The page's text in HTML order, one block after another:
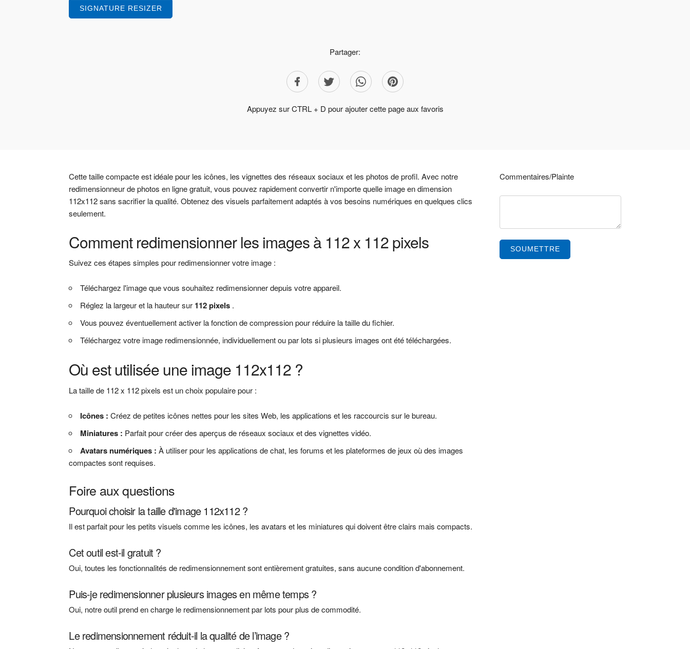
SIGNATURE RESIZER
Partager:
Appuyez sur CTRL + D pour ajouter cette page aux favoris
Cette taille compacte est idéale pour les icônes, les vignettes des réseaux sociaux et les photos de profil. Avec notre
redimensionneur de photos en ligne gratuit, vous pouvez rapidement convertir n'importe quelle image en dimension
112x112 sans sacrifier la qualité. Obtenez des visuels parfaitement adaptés à vos besoins numériques en quelques clics
seulement.
Comment redimensionner les images à 112 x 112 pixels
Suivez ces étapes simples pour redimensionner votre image :
Téléchargez l'image que vous souhaitez redimensionner depuis votre appareil.
Réglez la largeur et la hauteur sur 112 pixels .
Vous pouvez éventuellement activer la fonction de compression pour réduire la taille du fichier.
Téléchargez votre image redimensionnée, individuellement ou par lots si plusieurs images ont été téléchargées.
Où est utilisée une image 112x112 ?
La taille de 112 x 112 pixels est un choix populaire pour :
Icônes :Créez de petites icônes nettes pour les sites Web, les applications et les raccourcis sur le bureau.
Miniatures : Parfait pour créer des aperçus de réseaux sociaux et des vignettes vidéo.
Avatars numériques :À utiliser pour les applications de chat, les forums et les plateformes de jeux où des images
compactes sont requises.
Foire aux questions
Pourquoi choisir la taille d'image 112x112 ?
Il est parfait pour les petits visuels comme les icônes, les avatars et les miniatures qui doivent être clairs mais compacts.
Cet outil est-il gratuit ?
Oui, toutes les fonctionnalités de redimensionnement sont entièrement gratuites, sans aucune condition d'abonnement.
Puis-je redimensionner plusieurs images en même temps ?
Oui, notre outil prend en charge le redimensionnement par lots pour plus de commodité.
Le redimensionnement réduit-il la qualité de l’image ?
Commentaires/Plainte
SOUMETTRE